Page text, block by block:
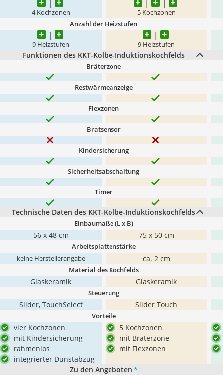
4 Kochzonen 5 Kochzonen
Anzahl der Heizstufen
9 Heizstufen 9 Heizstufen
Funktionen des KKT-Kolbe-Induktionskochfelds
Bräterzone
Restwärmeanzeige
Flexzonen
Bratsensor
Kindersicherung
Sicherheitsabschaltung
Timer
Technische Daten des KKT-Kolbe-Induktionskochfelds
Einbaumaße (L x B)
56 x 48 cm 75 x 50 cm
Arbeitsplattenstärke
keine Herstellerangabe ca. 2 cm
Material des Kochfelds
Glaskeramik Glaskeramik
Steuerung
Slider, TouchSelect Slider Touch
Vorteile
vier Kochzonen
mit Kindersicherung
rahmenlos
integrierter Dunstabzug
5 Kochzonen
mit Bräterzone
mit Flexzonen
Zu den Angeboten *